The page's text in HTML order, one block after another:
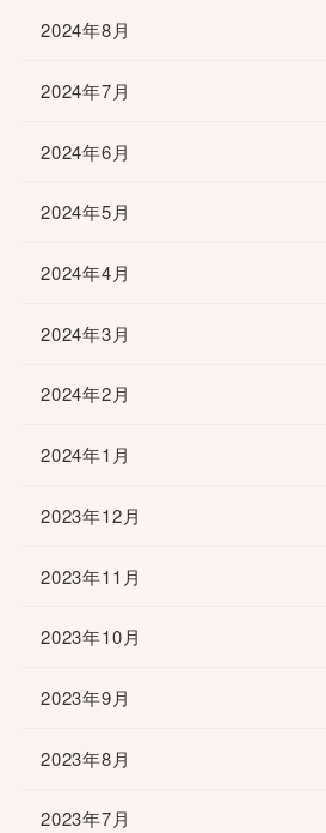
2024年8月
2024年7月
2024年6月
2024年5月
2024年4月
2024年3月
2024年2月
2024年1月
2023年12月
2023年11月
2023年10月
2023年9月
2023年8月
2023年7月